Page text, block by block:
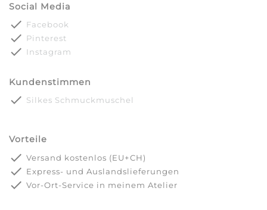
Social Media
done Facebook
done Pinterest
done Instagram
Kundenstimmen
done Silkes Schmuckmuschel
Vorteile
done Versand kostenlos (EU+CH)
done Express- und Auslandslieferungen
done Vor-Ort-Service in meinem Atelier